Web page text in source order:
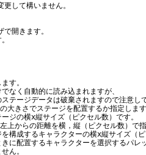
して構いません。
開きます。
す。
的に読み込まれますが、
大きさでステージを配置するか指定しま
ジの横x縦サイズ（ピクセル数）です。
上からの距離を横，縦（ピクセル数）で
に配置するキャラクターを選択するパレ